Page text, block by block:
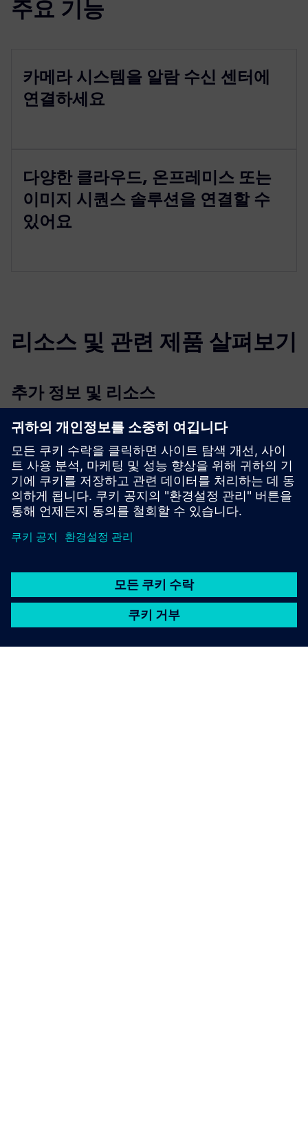
주요 기능
카메라 시스템을 알람 수신 센터에
연결하세요
다양한 클라우드, 온프레미스 또는
이미지 시퀀스 솔루션을 연결할 수
있어요
리소스 및 관련 제품 살펴보기
추가 정보 및 리소스
제안: CERTAS 비디오 알람 검증
선행 조건